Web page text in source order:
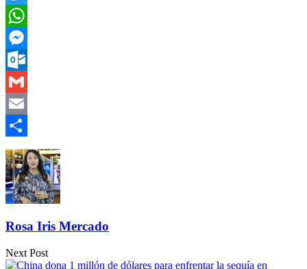
Twitter
WhatsApp
Messenger
Outlook.com
Gmail
Email
Compartir
Rosa Iris Mercado
Next Post